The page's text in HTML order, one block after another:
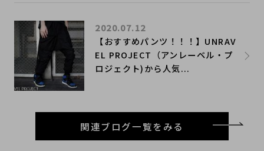
​【おすすめパンツ！！！】UNRAV
EL PROJECT（アンレーベル・プ
ロジェクト)から人気...
2020.07.12
関連ブログ一覧をみる